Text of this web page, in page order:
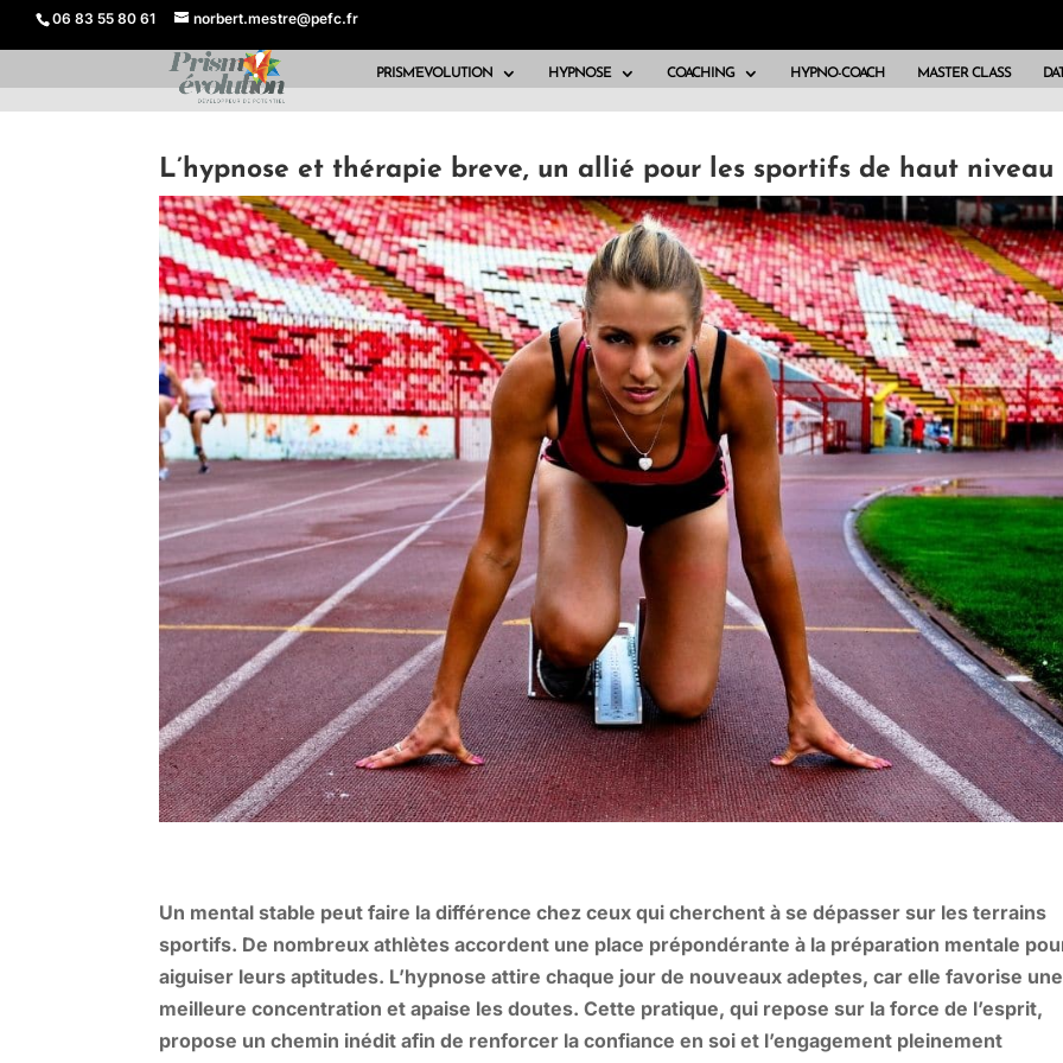
06 83 55 80 61 norbert.mestre@pefc.fr
PRISM’EVOLUTION HYPNOSE COACHING HYPNO-COACH MASTER CLASS
L’hypnose et thérapie breve, un allié pour les sportifs de haut niveau
Un mental stable peut faire la différence chez ceux qui cherchent à se dépasser sur les terrains
sportifs. De nombreux athlètes accordent une place prépondérante à la préparation mentale
aiguiser leurs aptitudes. L’hypnose attire chaque jour de nouveaux adeptes, car elle favorise une
meilleure concentration et apaise les doutes. Cette pratique, qui repose sur la force de l’esprit,
propose un chemin inédit afin de renforcer la confiance en soi et l’engagement pleinement